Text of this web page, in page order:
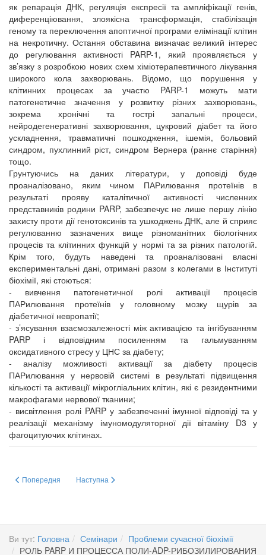
як репарація ДНК, регуляція експресії та ампліфікації генів,
диференціювання, злоякісна трансформація, стабілізація
геному та переключення апоптичної програми елімінації клітин
на некротичну. Остання обставина визначає великий інтерес
до регулювання активності PARP-1, який проявляється у
зв’язку з розробкою нових схем хіміотерапевтичного лікування
широкого кола захворювань. Відомо, що порушення у
клітинних процесах за участю PARP-1 можуть мати
патогенетичне значення у розвитку різних захворювань,
зокрема хронічні та гострі запальні процеси,
нейродегенеративні захворювання, цукровий діабет та його
ускладнення, травматичні пошкодження, ішемія, больовий
синдром, пухлинний ріст, синдром Вернера (раннє старіння)
тощо.
Грунтуючись на даних літератури, у доповіді буде
проаналізовано, яким чином ПАРилювання протеїнів в
результаті прояву каталітичної активності численних
представників родини PARP, забезпечує не лише першу лінію
захисту проти дії генотоксинів та ушкоджень ДНК, але й сприяє
регулюванню зазначених вище різноманітних біологічних
процесів та клітинних функцій у нормі та за різних патологій.
Крім того, будуть наведені та проаналізовані власні
експериментальні дані, отримані разом з колегами в Інституті
біохімії, які стоються:
- вивчення патогенетичної ролі активації процесів
ПАРилювання протеїнів у головному мозку щурів за
діабетичної невропатії;
- з’ясування взаємозалежності між активацією та інгібуванням
PARP і відповідним посиленням та гальмуванням
оксидативного стресу у ЦНС за діабету;
- аналізу можливості активації за діабету процесів
ПАРилювання у нервовій системі в результаті підвищення
кількості та активації мікрогліальних клітин, які є резидентними
макрофагами нервової тканини;
- висвітлення ролі PARP у забезпеченні імунної відповіді та у
реалізації механізму імуномодуляторної дії вітаміну D3 у
фагоцитуючих клітинах.
Попередня стаття: Есть ли в физиологических и биохимических
Попередня Наступна стаття: Аккумуляция и высвобождение
Наступна
Ви тут: Головна Семінари
Проблеми сучасної біохімії
РОЛЬ PARP И ПРОЦЕССА ПОЛИ-ADP-РИБОЗИЛИРОВАНИЯ